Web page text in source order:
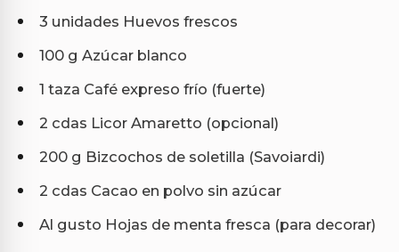
3 unidades Huevos frescos
100 g Azúcar blanco
1 taza Café expreso frío (fuerte)
2 cdas Licor Amaretto (opcional)
200 g Bizcochos de soletilla (Savoiardi)
2 cdas Cacao en polvo sin azúcar
Al gusto Hojas de menta fresca (para decorar)